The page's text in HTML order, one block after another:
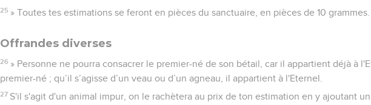
25 » Toutes tes estimations se feront en pièces du sanctuaire, en pièces de 10 grammes.
Offrandes diverses
26 » Personne ne pourra consacrer le premier-né de son bétail, car il appartient déjà à
premier-né ; qu’il s’agisse d’un veau ou d’un agneau, il appartient à l'Eternel.
27 S'il s'agit d'un animal impur, on le rachètera au prix de ton estimation en y ajoutant